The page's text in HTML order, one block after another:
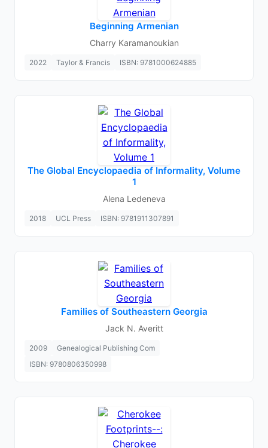
Beginning Armenian
Charry Karamanoukian
2022 Taylor & Francis ISBN: 9781000624885
The Global Encyclopaedia of Informality, Volume
1
Alena Ledeneva
2018 UCL Press ISBN: 9781911307891
Families of Southeastern Georgia
Jack N. Averitt
2009
Genealogical Publishing Com
ISBN: 9780806350998